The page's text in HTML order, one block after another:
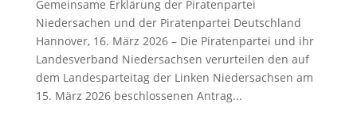
Gemeinsame Erklärung der Piratenpartei
Niedersachen und der Piratenpartei Deutschland
Hannover, 16. März 2026 – Die Piratenpartei und ihr
Landesverband Niedersachsen verurteilen den auf
dem Landesparteitag der Linken Niedersachsen am
15. März 2026 beschlossenen Antrag...